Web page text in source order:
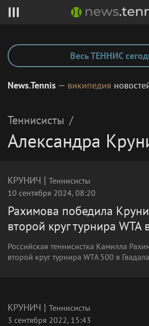
Весь ТЕННИС
News.Tennis — википедия
Теннисисты /
Александра
КРУНИЧ | Теннисисты
10 сентября 2024, 08:20
Рахимова победила
второй круг турнира WTA
Российская теннисистка Камилла
второй круг турнира WTA 500 в
КРУНИЧ | Теннисисты
3 сентября 2022, 15:43